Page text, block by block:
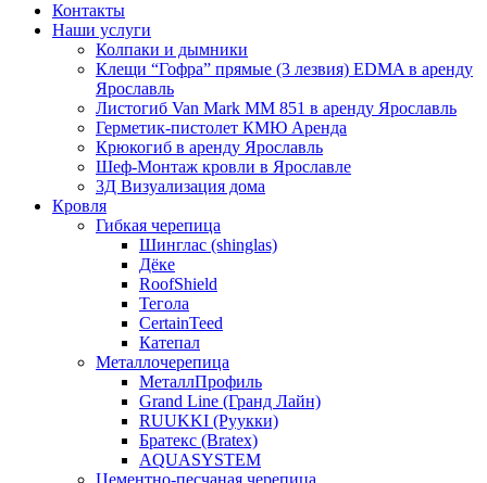
Контакты
Наши услуги
Колпаки и дымники
Клещи “Гофра” прямые (3 лезвия) EDMA в аренду
Ярославль
Листогиб Van Mark MM 851 в аренду Ярославль
Герметик-пистолет КМЮ Аренда
Крюкогиб в аренду Ярославль
Шеф-Монтаж кровли в Ярославле
3Д Визуализация дома
Кровля
Гибкая черепица
Шинглас (shinglas)
Дёке
RoofShield
Тегола
CertainTeed
Катепал
Металлочерепица
МеталлПрофиль
Grand Line (Гранд Лайн)
RUUKKI (Руукки)
Братекс (Bratex)
AQUASYSTEM
Цементно-песчаная черепица